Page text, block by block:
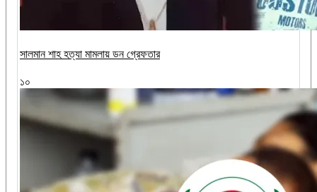
সালমান শাহ হত্যা মামলায় ডন গ্রেফতার
১০